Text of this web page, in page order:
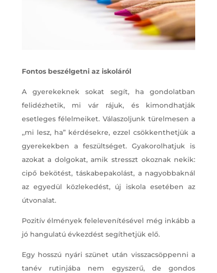
Fontos beszélgetni az iskoláról
A gyerekeknek sokat segít, ha gondolatban
felidézhetik, mi vár rájuk, és kimondhatják
esetleges félelmeiket. Válaszoljunk türelmesen a
,,mi lesz, ha” kérdésekre, ezzel csökkenthetjük a
gyerekekben a feszültséget. Gyakorolhatjuk is
azokat a dolgokat, amik stresszt okoznak nekik:
cipő bekötést, táskabepakolást, a nagyobbaknál
az egyedül közlekedést, új iskola esetében az
útvonalat.
Pozitív élmények felelevenítésével még inkább a
jó hangulatú évkezdést segíthetjük elő.
Egy hosszú nyári szünet után visszacsöppenni a
tanév rutinjába nem egyszerű, de gondos